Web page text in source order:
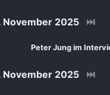
2025 ⏭
Peter Jung im
2025 ⏭